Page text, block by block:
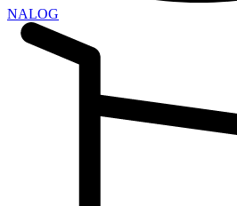
NALOG